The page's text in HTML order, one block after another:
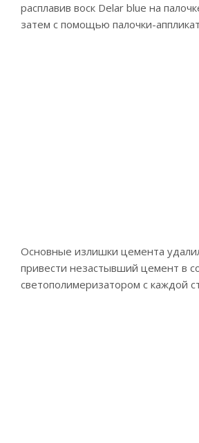
расплавив воск Delar blue на
затем с помощью палочки-
Основные излишки цемента
привести незастывший цемент в
светополимеризатором с каждой